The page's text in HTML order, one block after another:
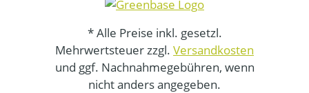
* Alle Preise inkl. gesetzl.
Mehrwertsteuer zzgl. Versandkosten
und ggf. Nachnahmegebühren, wenn
nicht anders angegeben.